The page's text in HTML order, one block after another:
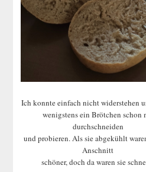
Ich konnte einfach nicht widerstehen
wenigstens ein Brötchen schon
durchschneiden
und probieren. Als sie abgekühlt
Anschnitt
schöner, doch da waren sie